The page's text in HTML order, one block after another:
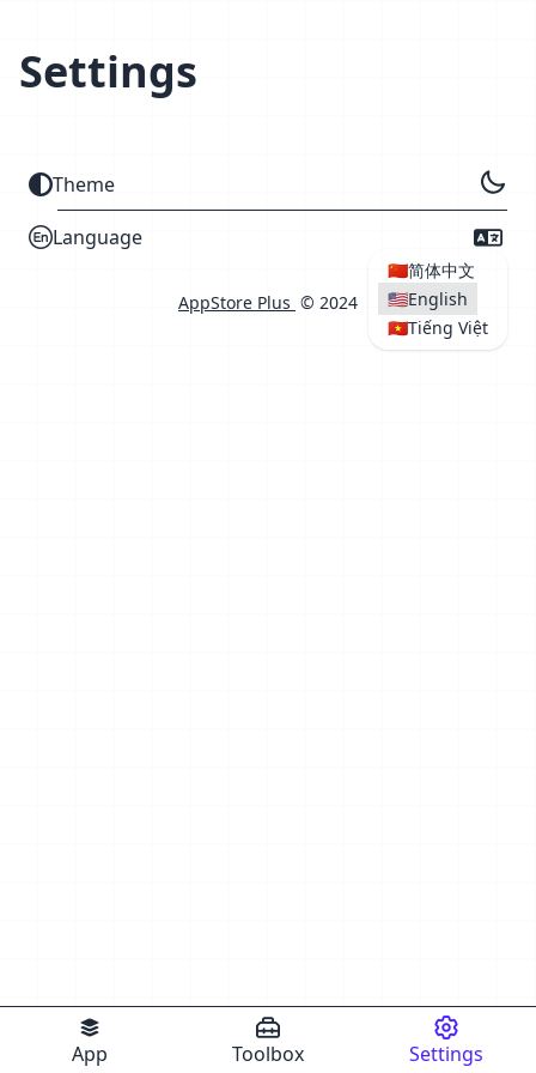
Settings
Theme
Language
🇨🇳简体中文
🇺🇸English
🇻🇳Tiếng Việt
AppStore Plus © 2024
App Toolbox Settings